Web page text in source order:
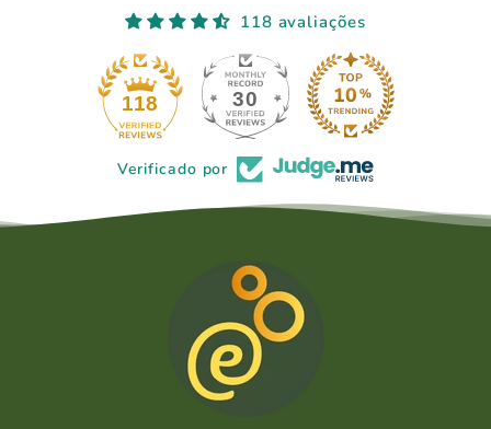
118 avaliações
118 30
Verificado por